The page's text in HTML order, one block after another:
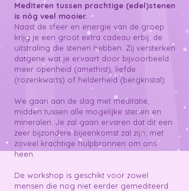
Mediteren tussen prachtige (edel)stenen
is nóg veel mooier.
Naast de sfeer en energie van de groep
krijg je een groot extra cadeau erbij: de
uitstraling die stenen hebben. Zij versterken
datgene wat je ervaart door bijvoorbeeld
meer openheid (amethist), liefde
(rozenkwarts) of helderheid (bergkristal).
We gaan aan de slag met meditatie,
midden tussen alle mogelijke stenen en
mineralen. Je zal gaan ervaren dat dit een
zeer bijzondere bijeenkomst zal zijn, met
zoveel krachtige hulpbronnen om ons
heen.
De workshop is geschikt voor zowel
mensen die nog niet eerder gemediteerd